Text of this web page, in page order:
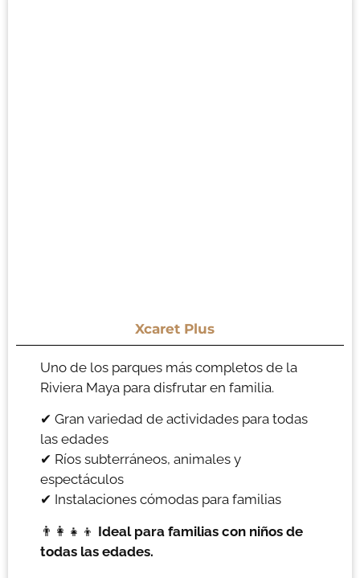
Xcaret Plus
Uno de los parques más completos de la
Riviera Maya para disfrutar en familia.
✔ Gran variedad de actividades para todas
las edades
✔ Ríos subterráneos, animales y
espectáculos
✔ Instalaciones cómodas para familias
👨‍👩‍👧‍👦 Ideal para familias con niños de
todas las edades.